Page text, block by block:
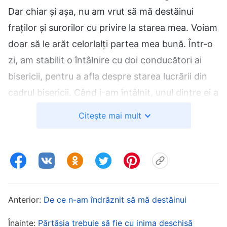
Dar chiar și așa, nu am vrut să mă destăinui
fraților și surorilor cu privire la starea mea. Voiam
doar să le arăt celorlalți partea mea bună. Într-o
zi, am stabilit o întâlnire cu doi conducători ai
bisericii, pentru a afla despre starea lucrării din
cadrul bisericii. Când i-am întâlnit, unul dintre ei a
îți ascult părtășia. Sper ca, în viitor, să pot fi ca
ne aduce mereu lumină.” Pe atunci, am vrut să le
spun să nu mă admire atât de mult, că aveam și
Citește mai mult
Anterior: De ce n-am îndrăznit să mă destăinui
Înainte: Părtășia trebuie să fie cu inima deschisă